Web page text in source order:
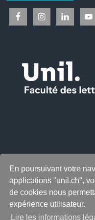
En poursuivant votre
applications "unil.ch",
de cookies nous
expérience utilisateur.
Lire les informations